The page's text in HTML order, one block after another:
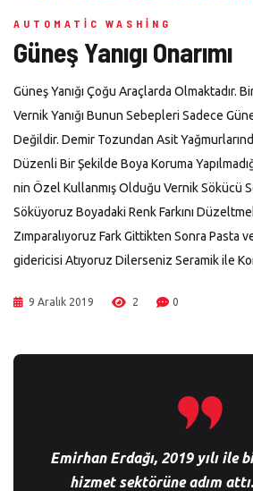
AUTOMATIC WASHING
Güneş Yanıgı Onarımı
Güneş Yanığı Çoğu Araçlarda Olmaktadır.
Vernik Yanığı Bunun Sebepleri Sadece
Değildir. Demir Tozundan Asit
Düzenli Bir Şekilde Boya Koruma
nin Özel Kullanmış Olduğu Vernik Sökücü
Söküyoruz Boyadaki Renk Farkını
Zımparalıyoruz Fark Gittikten Sonra Pasta
gidericisi Atıyoruz Dilerseniz Seramik ile
9 Aralık 2019 2 0
Emirhan Erdağı, 2019 yılı ile
hizmet sektörüne adım